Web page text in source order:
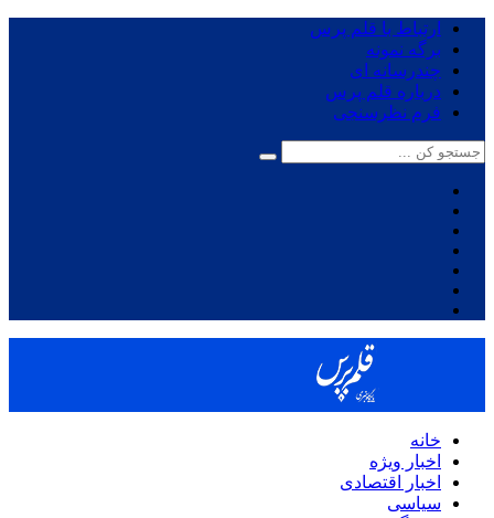
ارتباط با قلم پرس
برگه نمونه
چندرسانه ای
درباره قلم پرس
فرم نظرسنجی
خانه
اخبار ویژه
اخبار اقتصادی
سیاسی